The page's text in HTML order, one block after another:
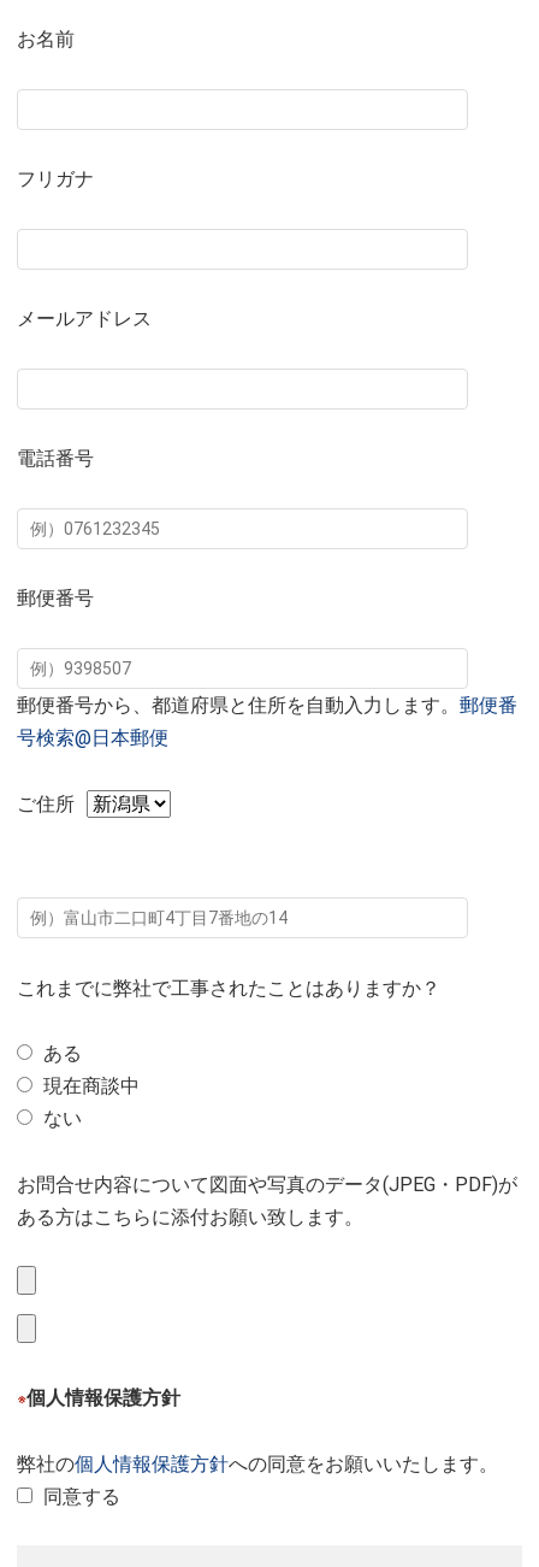
お名前
フリガナ
メールアドレス
電話番号
郵便番号
郵便番号から、都道府県と住所を自動入力します。 郵便番
号検索@日本郵便
ご住所
これまでに弊社で工事されたことはありますか？
ある
現在商談中
ない
お問合せ内容について図面や写真のデータ(JPEG・PDF)が
ある方はこちらに添付お願い致します。
※個人情報保護方針
弊社の個人情報保護方針への同意をお願いいたします。
同意する